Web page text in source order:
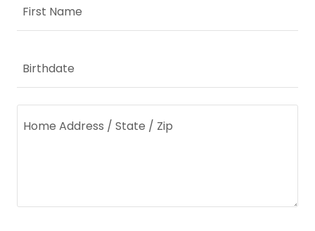
First Name
Birthdate